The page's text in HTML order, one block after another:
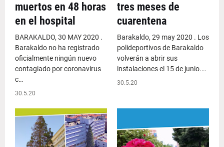
muertos en 48 horas
en el hospital
BARAKALDO, 30 MAY 2020 .
Barakaldo no ha registrado
oficialmente ningún nuevo
contagiado por coronavirus
c…
30.5.20
tres meses de
cuarentena
Barakaldo, 29 may 2020 . Los
polideportivos de Barakaldo
volverán a abrir sus
instalaciones el 15 de junio.…
30.5.20